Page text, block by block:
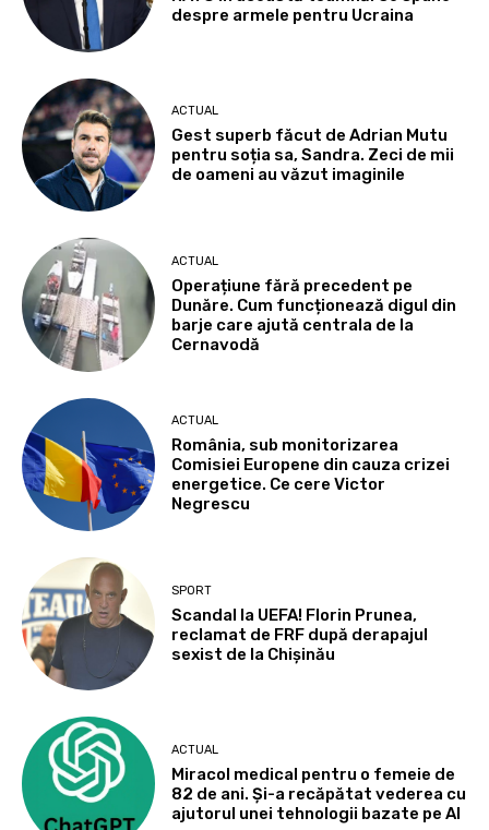
despre armele pentru Ucraina
ACTUAL
Gest superb făcut de Adrian Mutu
pentru soția sa, Sandra. Zeci de mii
de oameni au văzut imaginile
ACTUAL
Operațiune fără precedent pe
Dunăre. Cum funcționează digul din
barje care ajută centrala de la
Cernavodă
ACTUAL
România, sub monitorizarea
Comisiei Europene din cauza crizei
energetice. Ce cere Victor
Negrescu
SPORT
Scandal la UEFA! Florin Prunea,
reclamat de FRF după derapajul
sexist de la Chișinău
ACTUAL
Miracol medical pentru o femeie de
82 de ani. Și-a recăpătat vederea cu
ajutorul unei tehnologii bazate pe AI